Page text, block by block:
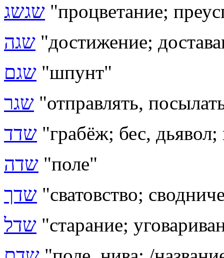
שגשג "процветание;
שגה "достижение;
שגם "шпунт"
שגר "отправлять,
שדד "грабёж; бес,
שדה "поле"
שדך "сватовство;
שדל "старание;